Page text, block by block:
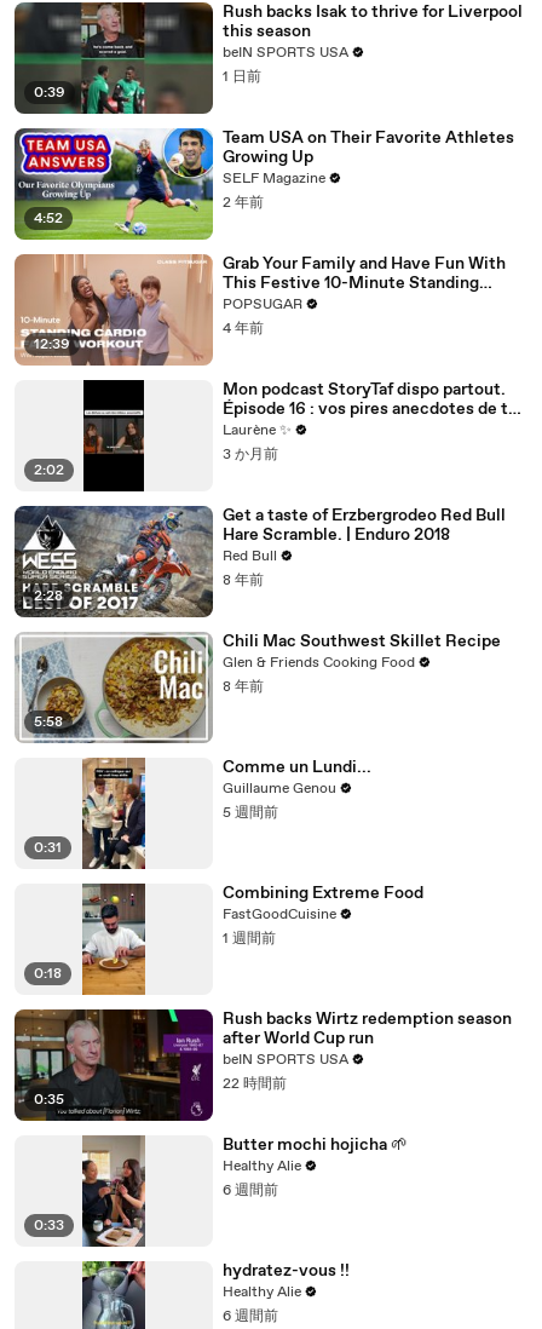
0:39
Rush backs Isak to thrive for Liverpool
this season
beIN SPORTS USA
1 日前
4:52
Team USA on Their Favorite Athletes
Growing Up
SELF Magazine
2 年前
12:39
Grab Your Family and Have Fun With
This Festive 10-Minute Standing
Cardio Workout
POPSUGAR
4 年前
2:02
Mon podcast StoryTaf dispo partout.
Épisode 16 : vos pires anecdotes de taf
dans le milieu des assos
Laurène ✨
3 か月前
2:28
Get a taste of Erzbergrodeo Red Bull
Hare Scramble. | Enduro 2018
Red Bull
8 年前
5:58
Chili Mac Southwest Skillet Recipe
Glen & Friends Cooking Food
8 年前
0:31
Comme un Lundi...
Guillaume Genou
5 週間前
0:18
Combining Extreme Food
FastGoodCuisine
1 週間前
0:35
Rush backs Wirtz redemption season
after World Cup run
beIN SPORTS USA
22 時間前
0:33
Butter mochi hojicha 🌱
Healthy Alie
6 週間前
hydratez-vous !!
Healthy Alie
6 週間前